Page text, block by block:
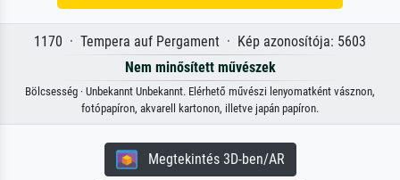
1170 · Tempera auf Pergament · Kép azonosítója: 5603
Nem minősített művészek
Bölcsesség · Unbekannt Unbekannt. Elérhető művészi lenyomatként vásznon,
fotópapíron, akvarell kartonon, illetve japán papíron.
Megtekintés 3D-ben/AR